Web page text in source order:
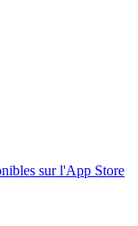
sur l'App Store